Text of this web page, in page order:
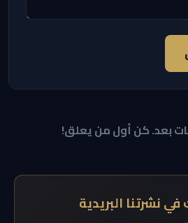
بعد. كن أول من يعلق!
نشرتنا البريدية